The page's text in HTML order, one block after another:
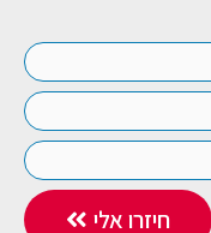
חיזרו אלי